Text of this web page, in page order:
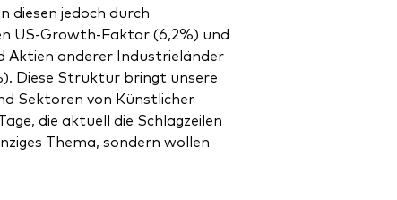
diesen jedoch durch
US-Growth-Faktor (6,2%) und
Aktien anderer Industrieländer
Diese Struktur bringt unsere
Sektoren von Künstlicher
die aktuell die Schlagzeilen
Thema, sondern wollen